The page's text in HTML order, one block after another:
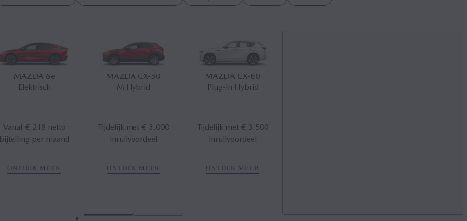
MAZDA 6e
Elektrisch
Vanaf € 218 netto
bijtelling per maand
ONTDEK MEER
MAZDA CX‑30
M Hybrid
Tijdelijk met € 3.000
inruilvoordeel
ONTDEK MEER
MAZDA CX‑60
Plug-in Hybrid
Tijdelijk met € 3.500
inruilvoordeel
ONTDEK MEER